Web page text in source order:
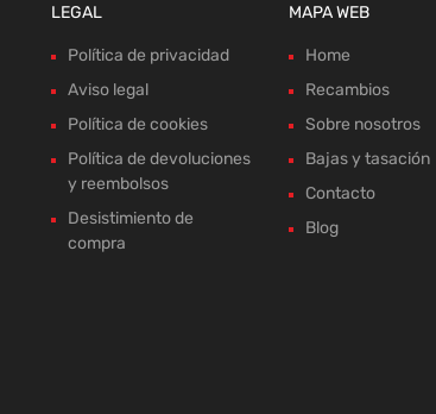
LEGAL
Política de privacidad
Aviso legal
Política de cookies
Política de devoluciones
y reembolsos
Desistimiento de
compra
MAPA WEB
Home
Recambios
Sobre nosotros
Bajas y tasación
Contacto
Blog